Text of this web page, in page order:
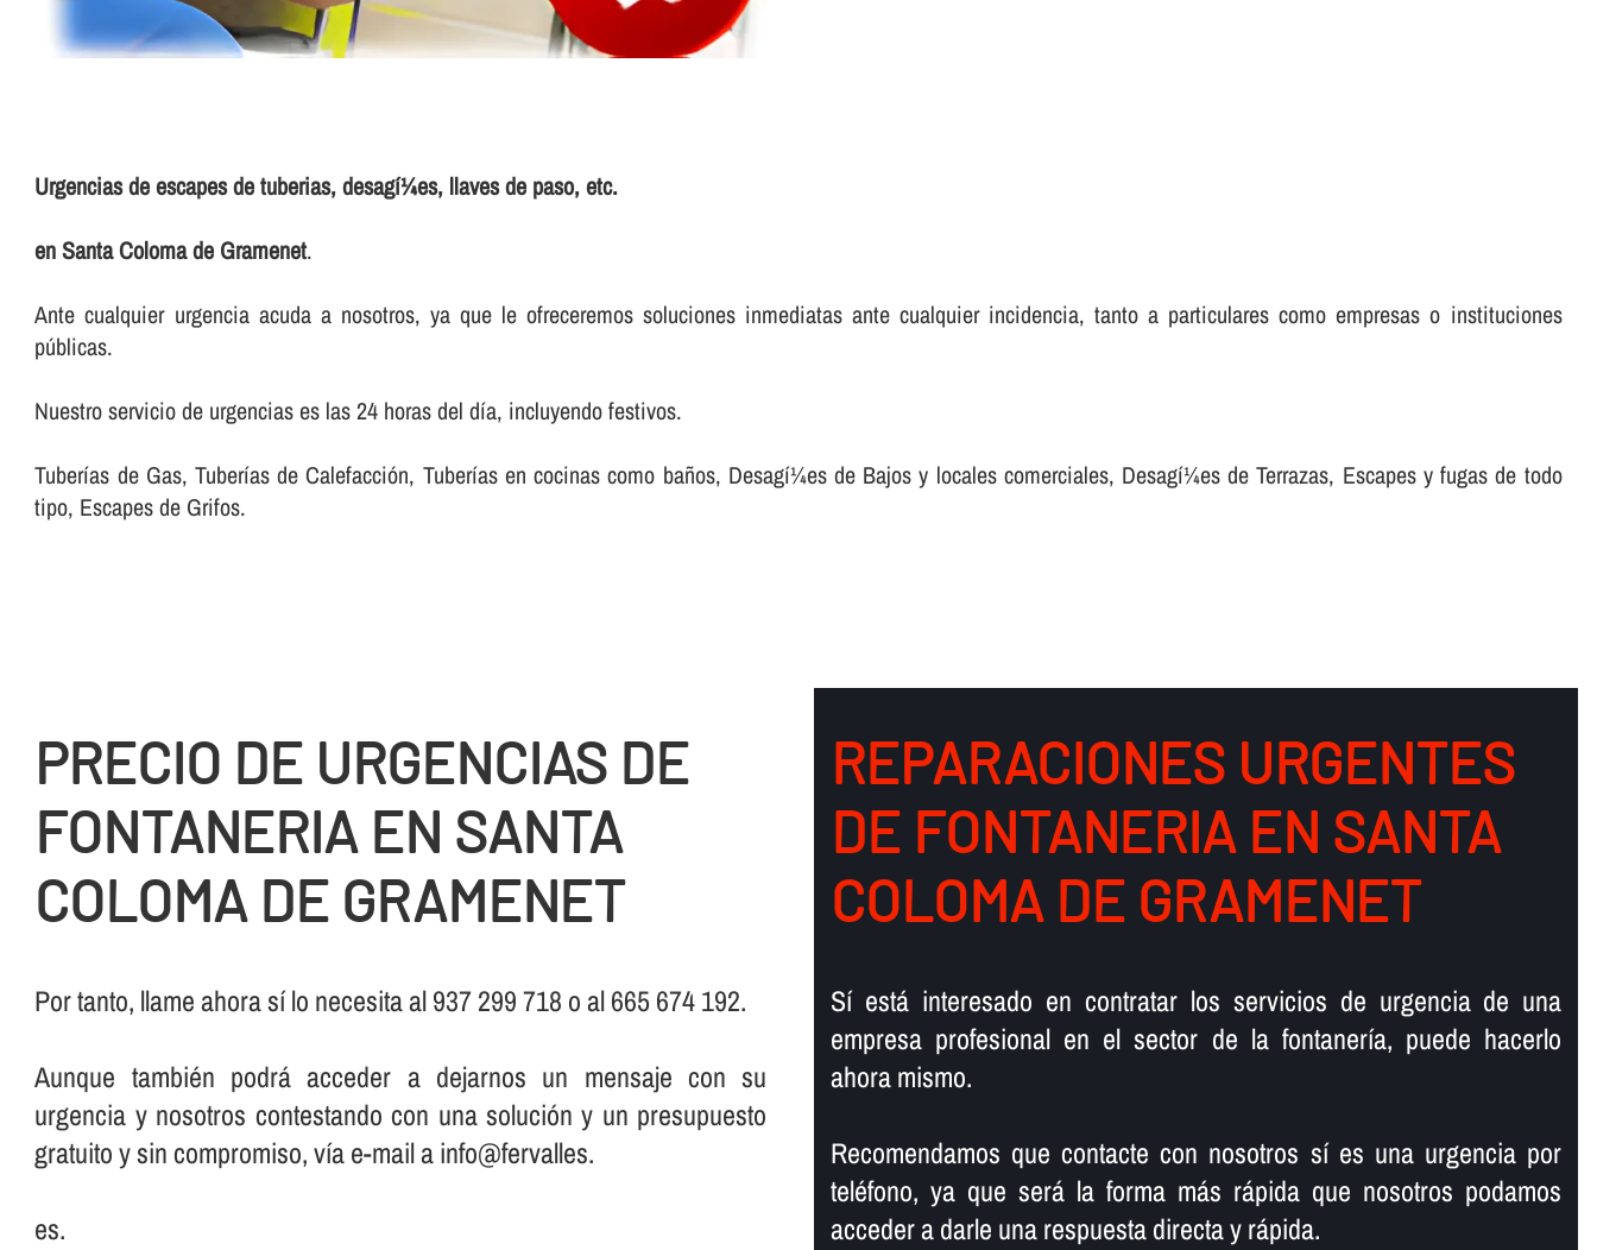
Urgencias de escapes de tuberias, desagí¼es, llaves de paso, etc.
en Santa Coloma de Gramenet.
Ante cualquier urgencia acuda a nosotros, ya que le ofreceremos soluciones inmediatas ante cualquier incidencia, tanto a particulares como empresas o instituciones
públicas.
Nuestro servicio de urgencias es las 24 horas del dí­a, incluyendo festivos.
Tuberí­as de Gas, Tuberí­as de Calefacción, Tuberí­as en cocinas como baños, Desagí¼es de Bajos y locales comerciales, Desagí¼es de Terrazas, Escapes y fugas de todo
tipo, Escapes de Grifos.
PRECIO DE URGENCIAS DE
FONTANERIA EN SANTA
COLOMA DE GRAMENET
Por tanto, llame ahora sí­ lo necesita al 937 299 718 o al 665 674 192.
Aunque también podrá acceder a dejarnos un mensaje con su
urgencia y nosotros contestando con una solución y un presupuesto
gratuito y sin compromiso, ví­a e-mail a info@fervalles.
es.
REPARACIONES URGENTES
DE FONTANERIA EN SANTA
COLOMA DE GRAMENET
Sí­ está interesado en contratar los servicios de urgencia de una
empresa profesional en el sector de la fontanerí­a, puede hacerlo
ahora mismo.
Recomendamos que contacte con nosotros sí­ es una urgencia por
teléfono, ya que será la forma más rápida que nosotros podamos
acceder a darle una respuesta directa y rápida.